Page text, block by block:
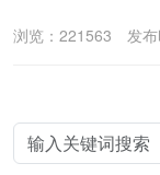
浏览：221563 发